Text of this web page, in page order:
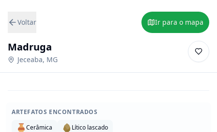
Voltar Ir para o mapa
Madruga
Jeceaba, MG
ARTEFATOS ENCONTRADOS
Cerâmica
Lítico lascado